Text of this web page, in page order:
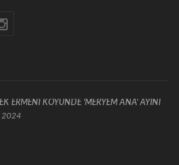
ERMENİ KÖYÜNDE 'MERYEM ANA' AYİNİ
2024